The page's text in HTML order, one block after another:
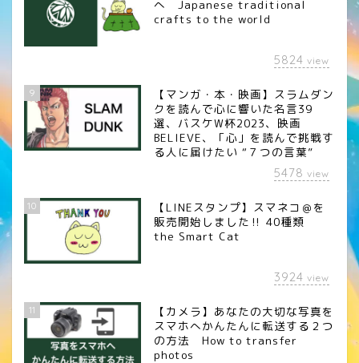
へ Japanese traditional
crafts to the world
5824 view
9
【マンガ・本・映画】スラムダン
クを読んで心に響いた名言39
選、バスケW杯2023、映画
BELIEVE、「心」を読んで挑戦す
る人に届けたい “７つの言葉”
5478 view
10
【LINEスタンプ】スマネコ＠を
販売開始しました‼︎ 40種類
the Smart Cat
3924 view
11
【カメラ】あなたの大切な写真を
スマホへかんたんに転送する２つ
の方法 How to transfer
photos